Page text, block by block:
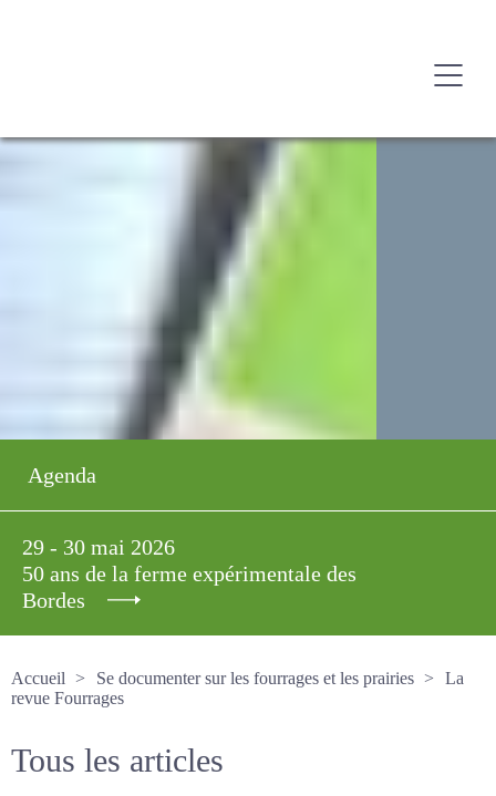
Agenda
29 - 30 mai 2026
50 ans de la ferme expérimentale des
Bordes
Accueil
Se documenter sur les fourrages et les prairies
La revue Fourrages
Tous les articles